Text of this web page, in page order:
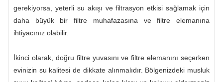
gerekiyorsa, yeterli su akışı ve filtrasyon etkisi sağlamak için
daha büyük bir filtre muhafazasına ve filtre elemanına
ihtiyacınız olabilir.
İkinci olarak, doğru filtre yuvasını ve filtre elemanını seçerken
evinizin su kalitesi de dikkate alınmalıdır. Bölgenizdeki musluk